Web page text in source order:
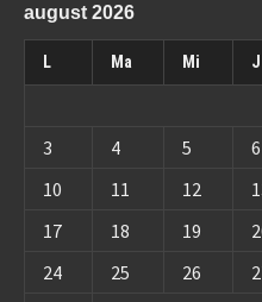
august 2026
L Ma Mi J
3
4 5 6
10
11 12
17
18 19
24
25 26